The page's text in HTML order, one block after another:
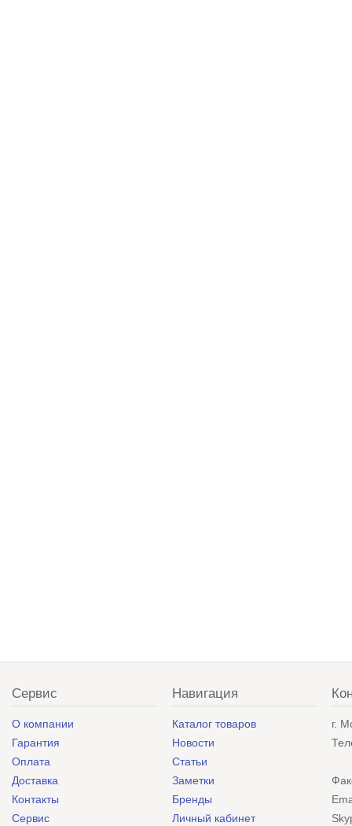
Сервис
О компании
Гарантия
Оплата
Доставка
Контакты
Сервис
Навигация
Каталог товаров
Новости
Статьи
Заметки
Бренды
Личный кабинет
г.